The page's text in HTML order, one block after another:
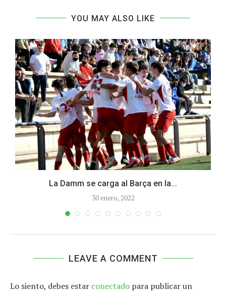
YOU MAY ALSO LIKE
La Damm se carga al Barça en la...
30 enero, 2022
LEAVE A COMMENT
Lo siento, debes estar conectado para publicar un